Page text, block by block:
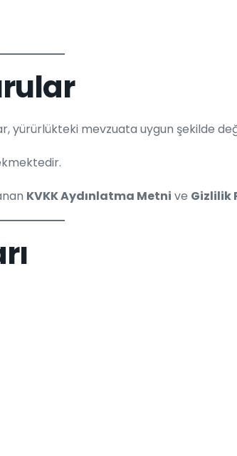
yürürlükteki mevzuata uygun şekilde
KVKK Aydınlatma Metni ve Gizlilik